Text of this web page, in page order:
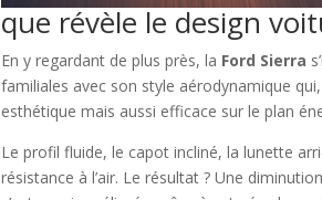
que révèle le design
En y regardant de plus près, la Ford Sierra
familiales avec son style aérodynamique
esthétique mais aussi efficace sur le plan
Le profil fluide, le capot incliné, la lunette
résistance à l’air. Le résultat ? Une